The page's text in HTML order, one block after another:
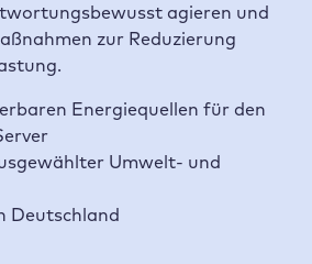
agieren und
zur Reduzierung
Energiequellen für den
Umwelt- und
Deutschland